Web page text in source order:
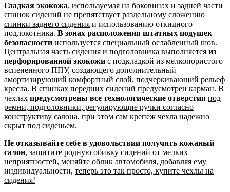
Гладкая экокожа, используемая на боковинах и задней части
спинок сидений не препятствует раздельному сложению
спинки заднего сидения и использованию откидного
подлокотника. В зонах расположения штатных подушек
безопасности используется специальный ослабленный шов.
Центральная часть сидения и подголовника выполняется из
перфорированной экокожи с подкладкой из мелкопористого
вспененного ППУ, создающего дополнительный
амортизирующий комфортный слой, подчеркивающий рельеф
кресла. В спинках передних сидений предусмотрен карман. В
чехлах предусмотрены все технологические отверстия под
ремни, подголовники, регулирующие ручки согласно
конструктиву салона, при этом сам крепеж чехла надежно
скрыт под сиденьем.
Не отказывайте себе в удовольствии получить кожаный
салон, защитите родную обивку сидений от мелких
неприятностей, меняйте облик автомобиля, добавляя ему
индивидуальности, теперь это так просто, купите чехлы на
сидения!